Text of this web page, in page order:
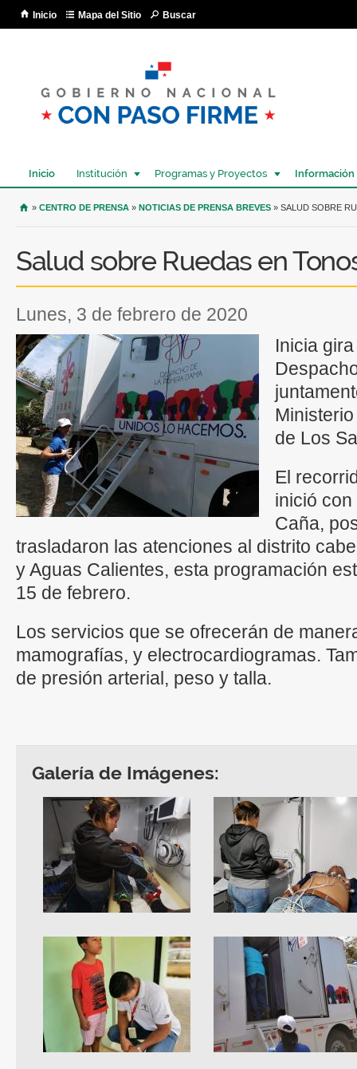
Inicio Mapa del Sitio Buscar
Inicio Institución Programas y Proyectos Información
USTED SE ENCUENTRA AQUÍ
» CENTRO DE PRENSA » NOTICIAS DE PRENSA BREVES » SALUD SOBRE
Salud sobre Ruedas en
lunes, 3 de febrero de 2020
Inicia
de Los
El
inició
Caña,
trasladaron las atenciones al distrito
y Aguas Calientes, esta programación
15 de febrero.
Los servicios que se ofrecerán de
mamografías, y electrocardiogramas.
de presión arterial, peso y talla.
Galería de Imágenes: